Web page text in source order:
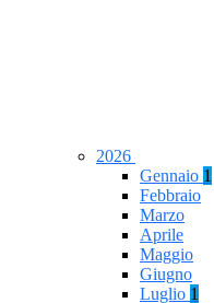
2026
Gennaio 1
Febbraio
Marzo
Aprile
Maggio
Giugno
Luglio 1